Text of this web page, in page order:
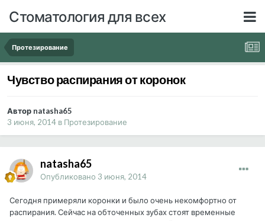
Стоматология для всех
Протезирование
Чувство распирания от коронок
Автор natasha65
3 июня, 2014 в Протезирование
natasha65
Опубликовано 3 июня, 2014
Сегодня примеряли коронки и было очень некомфортно от
распирания. Сейчас на обточенных зубах стоят временные